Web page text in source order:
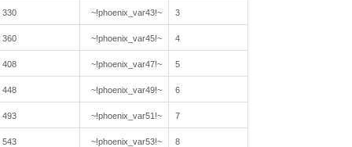
3
~!phoenix_var43!~
330
4
~!phoenix_var45!~
360
5
~!phoenix_var47!~
408
6
~!phoenix_var49!~
448
7
~!phoenix_var51!~
493
8
~!phoenix_var53!~
543